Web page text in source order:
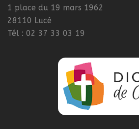
1 place du 19 mars 1962
28110 Lucé
Tél : 02 37 33 03 19